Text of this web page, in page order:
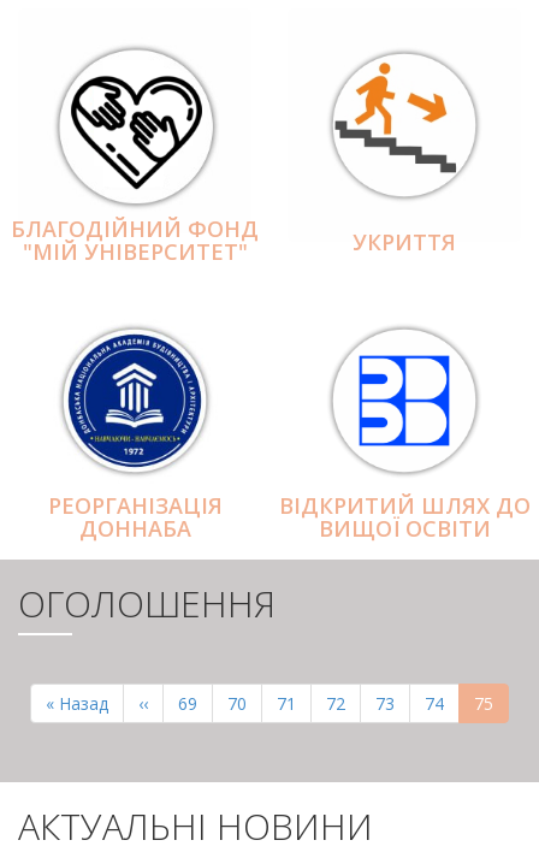
БЛАГОДІЙНИЙ ФОНД
"МІЙ УНІВЕРСИТЕТ" УКРИТТЯ
РЕОРГАНІЗАЦІЯ
ДОННАБА
ВІДКРИТИЙ ШЛЯХ ДО
ВИЩОЇ ОСВІТИ
ОГОЛОШЕННЯ
СТОРІНКИ
Перша
сторінка
« Назад
Попередня
сторінка
‹‹ Page
69 Page
70 Page
71 Page
72 Page
73 Page
74 75
АКТУАЛЬНІ НОВИНИ